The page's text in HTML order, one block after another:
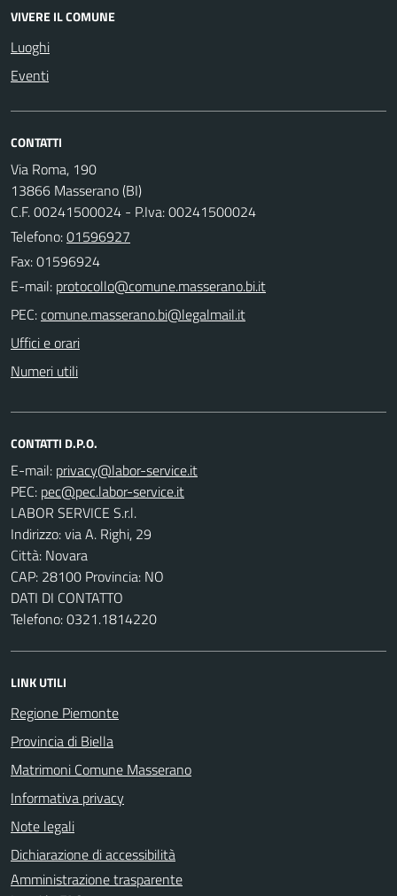
VIVERE IL COMUNE
Luoghi
Eventi
CONTATTI
Via Roma, 190
13866 Masserano (BI)
C.F. 00241500024 - P.Iva: 00241500024
Telefono:01596927
Fax: 01596924
E-mail:
PEC:
Uffici e orari
Numeri utili
CONTATTI D.P.O.
E-mail:
PEC:
LABOR SERVICE S.r.l.
Indirizzo: via A. Righi, 29
Città: Novara
CAP: 28100 Provincia: NO
DATI DI CONTATTO
Telefono: 0321.1814220
LINK UTILI
Regione Piemonte
Provincia di Biella
Matrimoni Comune Masserano
Informativa privacy
Note legali
Dichiarazione di accessibilità
Amministrazione trasparente